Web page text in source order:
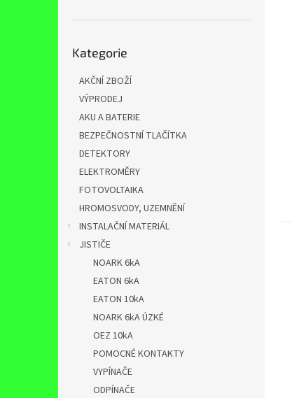
kategorie
Kategorie
AKČNÍ ZBOŽÍ
VÝPRODEJ
AKU A BATERIE
BEZPEČNOSTNÍ TLAČÍTKA
DETEKTORY
ELEKTROMĚRY
FOTOVOLTAIKA
HROMOSVODY, UZEMNĚNÍ
INSTALAČNÍ MATERIÁL
JISTIČE
NOARK 6kA
EATON 6kA
EATON 10kA
NOARK 6kA ÚZKÉ
OEZ 10kA
POMOCNÉ KONTAKTY
VYPÍNAČE
ODPÍNAČE